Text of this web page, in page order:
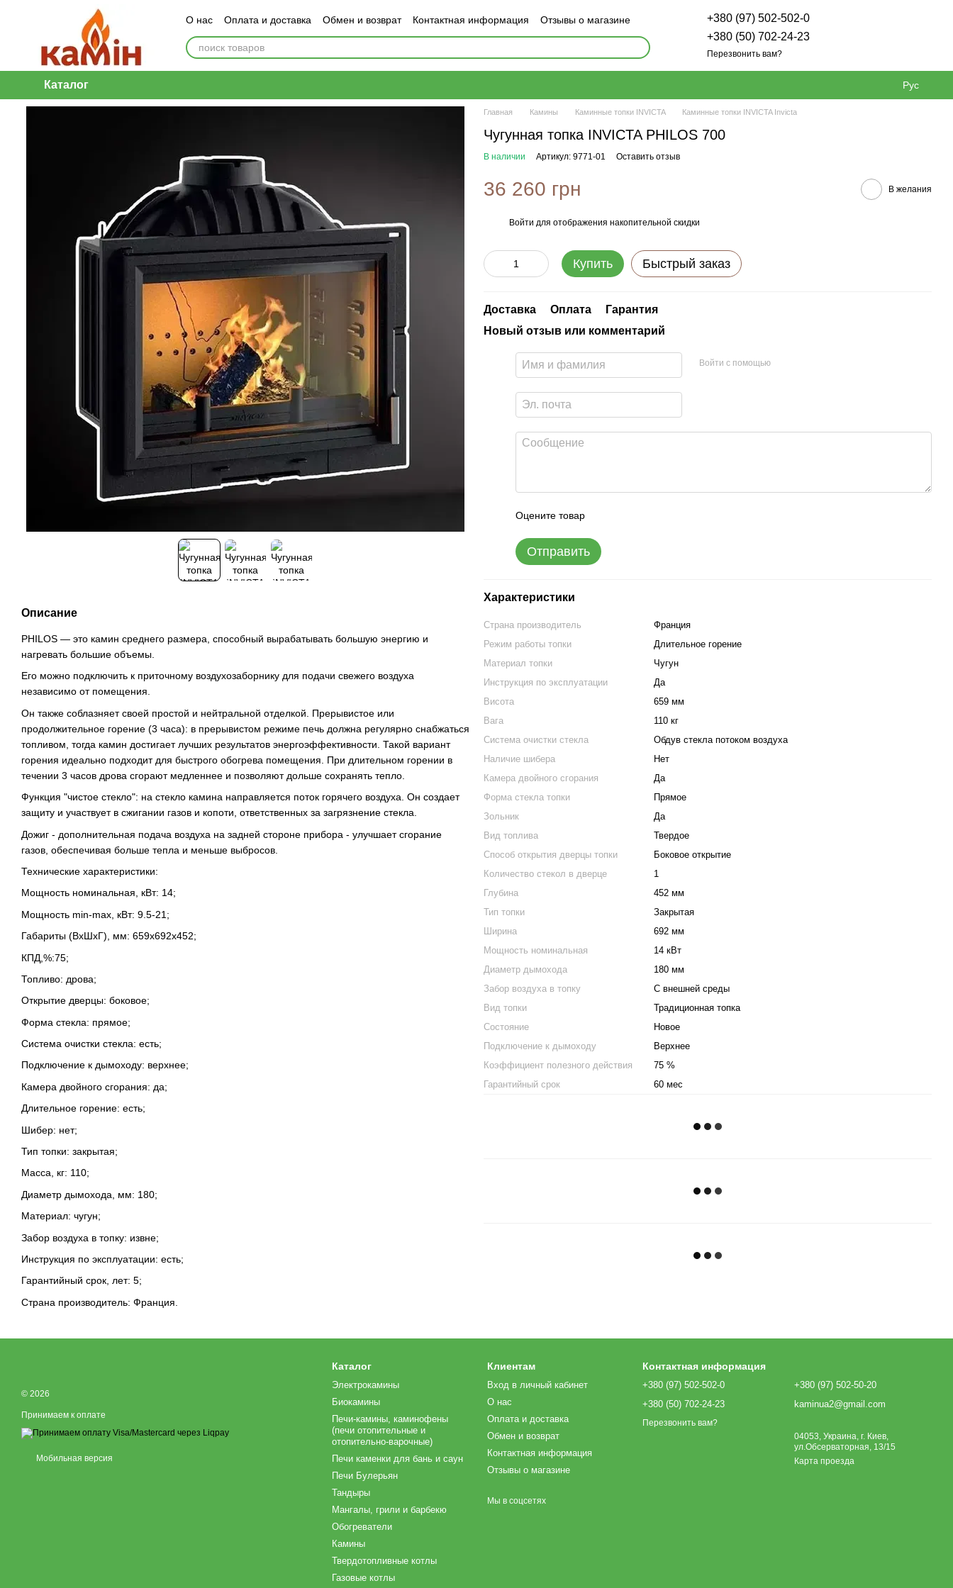
Перейти к основному контенту
О нас Оплата и доставка Обмен и возврат Контактная информация Отзывы о магазине
+380 (97) 502-502-0
+380 (50) 702-24-23
Перезвонить вам?
Каталог Рус
Описание
PHILOS — это камин среднего размера, способный вырабатывать большую энергию и
нагревать большие объемы.
Его можно подключить к приточному воздухозаборнику для подачи свежего воздуха
независимо от помещения.
Он также соблазняет своей простой и нейтральной отделкой. Прерывистое или
продолжительное горение (3 часа): в прерывистом режиме печь должна регулярно снабжаться
топливом, тогда камин достигает лучших результатов энергоэффективности. Такой вариант
горения идеально подходит для быстрого обогрева помещения. При длительном горении в
течении 3 часов дрова сгорают медленнее и позволяют дольше сохранять тепло.
Функция "чистое стекло": на стекло камина направляется поток горячего воздуха. Он создает
защиту и участвует в сжигании газов и копоти, ответственных за загрязнение стекла.
Дожиг - дополнительная подача воздуха на задней стороне прибора - улучшает сгорание
газов, обеспечивая больше тепла и меньше выбросов.
Технические характеристики:
Мощность номинальная, кВт: 14;
Мощность min-max, кВт: 9.5-21;
Габариты (ВхШхГ), мм: 659х692х452;
КПД,%:75;
Топливо: дрова;
Открытие дверцы: боковое;
Форма стекла: прямое;
Система очистки стекла: есть;
Подключение к дымоходу: верхнее;
Камера двойного сгорания: да;
Длительное горение: есть;
Шибер: нет;
Тип топки: закрытая;
Масса, кг: 110;
Диаметр дымохода, мм: 180;
Материал: чугун;
Забор воздуха в топку: извне;
Инструкция по эксплуатации: есть;
Гарантийный срок, лет: 5;
Страна производитель: Франция.
Главная Камины Каминные топки INVICTA Каминные топки INVICTA Invicta
Чугунная топка INVICTA PHILOS 700
В наличии Артикул: 9771-01 Оставить отзыв
36 260 грн В желания
Войти для отображения накопительной скидки
Купить Быстрый заказ
Доставка Оплата
Гарантия
Новый отзыв или комментарий
Войти с помощью
Оцените товар
Отправить
Характеристики
Страна производитель
Франция
Режим работы топки
Длительное горение
Материал топки
Чугун
Инструкция по эксплуатации
Да
Висота
659 мм
Вага
110 кг
Система очистки стекла
Обдув стекла потоком воздуха
Наличие шибера
Нет
Камера двойного сгорания
Да
Форма стекла топки
Прямое
Зольник
Да
Вид топлива
Твердое
Способ открытия дверцы топки
Боковое открытие
Количество стекол в дверце
1
Глубина
452 мм
Тип топки
Закрытая
Ширина
692 мм
Мощность номинальная
14 кВт
Диаметр дымохода
180 мм
Забор воздуха в топку
С внешней среды
Вид топки
Традиционная топка
Состояние
Новое
Подключение к дымоходу
Верхнее
Коэффициент полезного действия
75 %
Гарантийный срок
60 мес
© 2026
Принимаем к оплате
Мобильная версия
Каталог
Электрокамины
Биокамины
Печи-камины, каминофены
(печи отопительные и
отопительно-варочные)
Печи каменки для бань и саун
Печи Булерьян
Тандыры
Мангалы, грили и барбекю
Обогреватели
Камины
Твердотопливные котлы
Газовые котлы
Клиентам
Вход в личный кабинет
О нас
Оплата и доставка
Обмен и возврат
Контактная информация
Отзывы о магазине
Мы в соцсетях
Контактная информация
+380 (97) 502-502-0
+380 (50) 702-24-23
Перезвонить вам?
+380 (97) 502-50-20
kaminua2@gmail.com
04053, Украина, г. Киев,
ул.Обсерваторная, 13/15
Карта проезда